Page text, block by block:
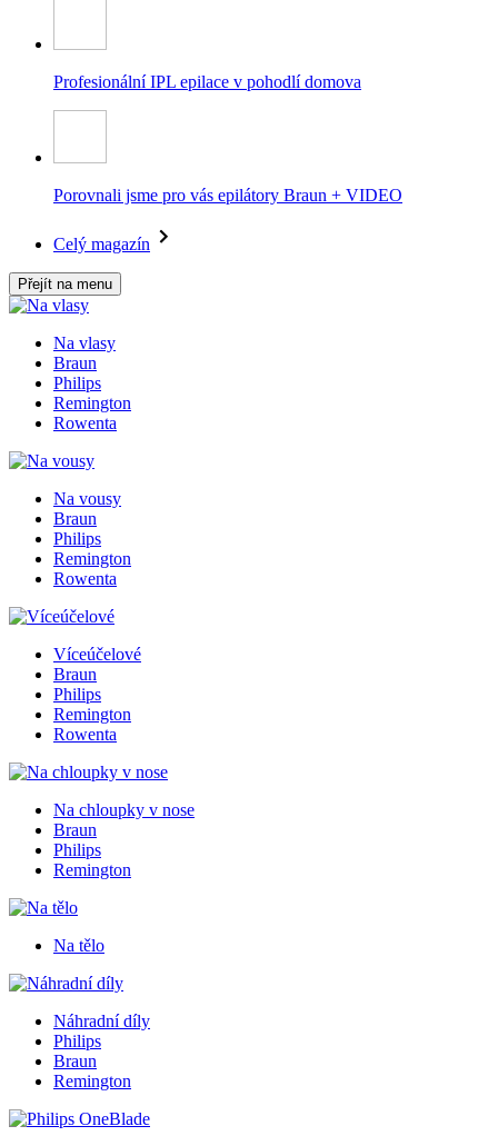
Profesionální IPL epilace v pohodlí domova
Porovnali jsme pro vás epilátory Braun + VIDEO
Celý magazín
Přejít na menu
Na vlasy
Braun
Philips
Remington
Rowenta
Na vousy
Braun
Philips
Remington
Rowenta
Víceúčelové
Braun
Philips
Remington
Rowenta
Na chloupky v nose
Braun
Philips
Remington
Na tělo
Náhradní díly
Philips
Braun
Remington